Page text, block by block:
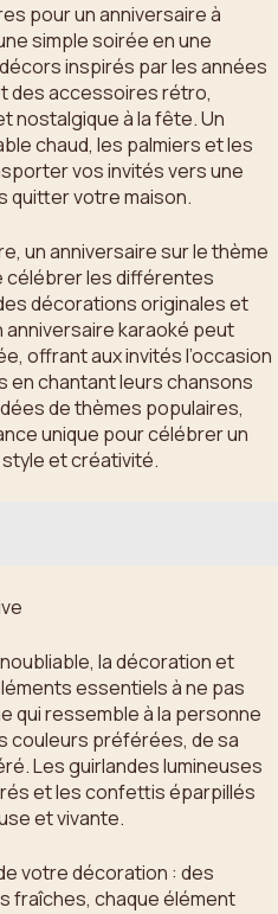
pour un anniversaire à
simple soirée en une
inspirés par les années
des accessoires rétro,
nostalgique à la fête. Un
chaud, les palmiers et les
vos invités vers une
quitter votre maison.
un anniversaire sur le thème
célébrer les différentes
décorations originales et
anniversaire karaoké peut
offrant aux invités l’occasion
en chantant leurs chansons
de thèmes populaires,
unique pour célébrer un
et créativité.
la décoration et
essentiels à ne pas
qui ressemble à la personne
couleurs préférées, de sa
Les guirlandes lumineuses
et les confettis éparpillés
et vivante.
votre décoration : des
fraîches, chaque élément